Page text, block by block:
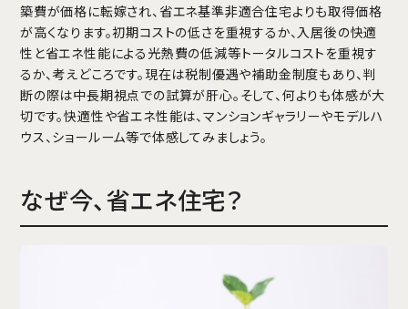
築費が価格に転嫁され、省エネ基準非適合住宅よりも取得価格
が高くなります。初期コストの低さを重視するか、入居後の快適
性と省エネ性能による光熱費の低減等トータルコストを重視す
るか、考えどころです。現在は税制優遇や補助金制度もあり、判
断の際は中長期視点での試算が肝心。そして、何よりも体感が大
切です。快適性や省エネ性能は、マンションギャラリーやモデルハ
ウス、ショールーム等で体感してみましょう。
なぜ今、省エネ住宅？